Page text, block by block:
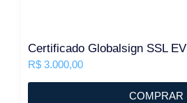
Certificado Globalsign SSL EV
R$ 3.000,00
COMPRAR